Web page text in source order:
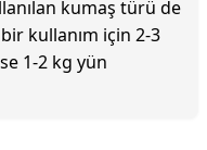
kumaş türü de
kullanım için 2-3
1-2 kg yün